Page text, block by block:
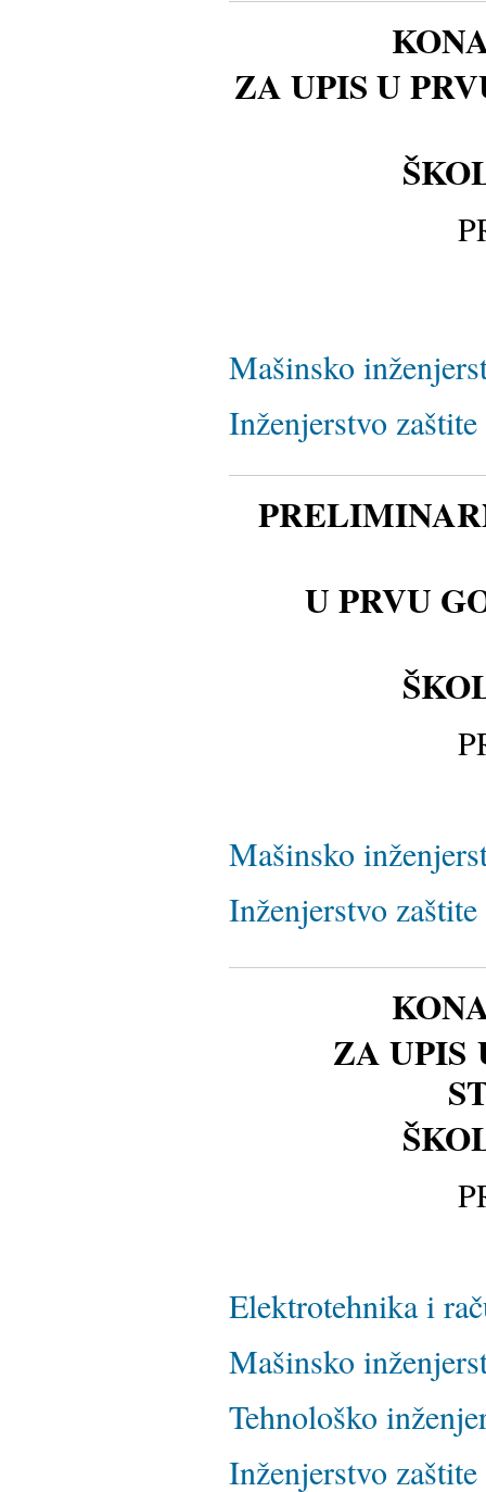
ZAUPISU
Mašinsko
Inženjerstvo
U PRVU
Mašinsko
Inženjerstvo zaštite
ZAUPIS
Elektrotehnika i
Mašinsko
Tehnološko
Inženjerstvo